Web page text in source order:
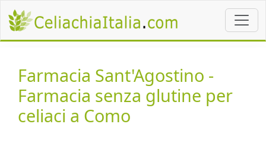
Farmacia Sant'Agostino -
Farmacia senza glutine per
celiaci a Como